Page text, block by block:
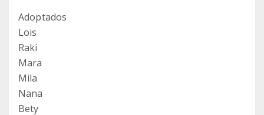
Adoptados
Lois
Raki
Mara
Mila
Nana
Bety